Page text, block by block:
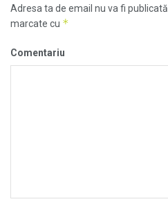
Adresa ta de email nu va fi publicată.
marcate cu *
Comentariu